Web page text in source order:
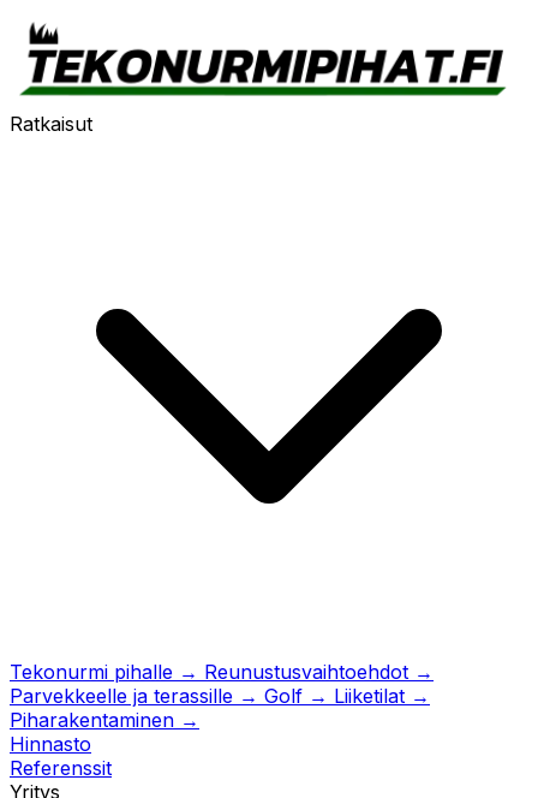
Ratkaisut
Tekonurmi pihalle → Reunustusvaihtoehdot →
Parvekkeelle ja terassille → Golf → Liiketilat →
Piharakentaminen →
Hinnasto
Referenssit
Yritys